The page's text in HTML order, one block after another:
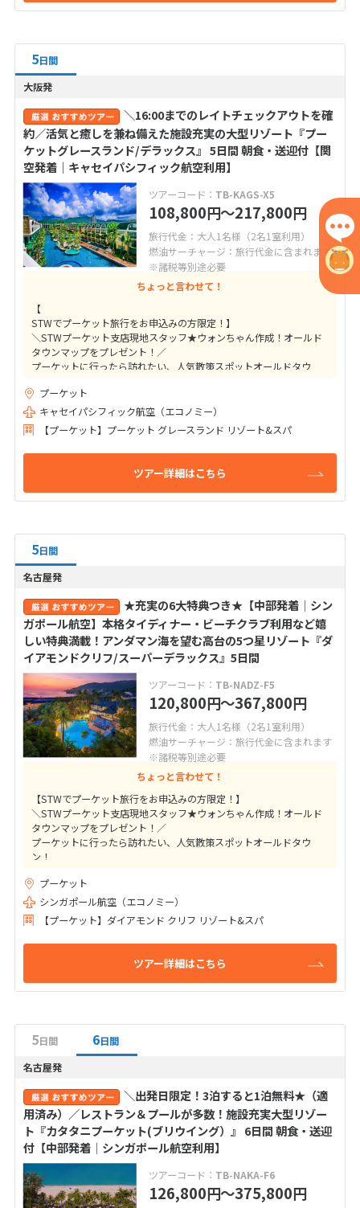
5日間
大阪発
＼16:00までのレイトチェックアウトを確
約／活気と癒しを兼ね備えた施設充実の大型リゾート『プー
ケットグレースランド/デラックス』 5日間 朝食・送迎付【関
空発着｜キャセイパシフィック航空利用】
ツアーコード： TB-KAGS-X5
108,800円〜217,800円
旅行代金：大人1名様（2名1室利用）
燃油サーチャージ：旅行代金に含まれます
※諸税等別途必要
ちょっと言わせて！
【
STWでプーケット旅行をお申込みの方限定！】
＼STWプーケット支店現地スタッフ★ウォンちゃん作成！オールド
タウンマップをプレゼント！／
プーケットに行ったら訪れたい、人気散策スポットオールドタウ
地元っ子にも人気のショップ、レストラン、マッサージをご紹介さ
せて頂きます★
プーケット
キャセイパシフィック航空（エコノミー）
【プーケット】プーケット グレースランド リゾート&スパ
ツアー詳細はこちら
5日間
名古屋発
★充実の6大特典つき★【中部発着│シン
ガポール航空】本格タイディナー・ビーチクラブ利用など嬉
しい特典満載！アンダマン海を望む高台の5つ星リゾート『ダ
イアモンドクリフ/スーパーデラックス』5日間
ツアーコード： TB-NADZ-F5
120,800円〜367,800円
旅行代金：大人1名様（2名1室利用）
燃油サーチャージ：旅行代金に含まれます
※諸税等別途必要
ちょっと言わせて！
【STWでプーケット旅行をお申込みの方限定！】
＼STWプーケット支店現地スタッフ★ウォンちゃん作成！オールド
タウンマップをプレゼント！／
プーケットに行ったら訪れたい、人気散策スポットオールドタウ
ン！
せて頂きます★
プーケット
シンガポール航空（エコノミー）
【プーケット】ダイアモンド クリフ リゾート&スパ
ツアー詳細はこちら
5日間 6日間
名古屋発
＼出発日限定！3泊すると1泊無料★（適
用済み）／レストラン＆プールが多数！施設充実大型リゾー
ト『カタタニプーケット(ブリウイング）』 6日間 朝食・送迎
付【中部発着│シンガポール航空利用】
ツアーコード： TB-NAKA-F6
126,800円〜375,800円